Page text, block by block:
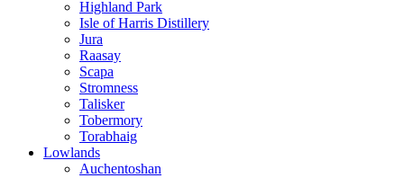
Highland Park
Isle of Harris Distillery
Jura
Raasay
Scapa
Stromness
Talisker
Tobermory
Torabhaig
Lowlands
Auchentoshan